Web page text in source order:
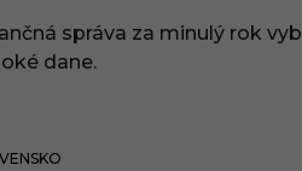
správa za minulý rok
dane.